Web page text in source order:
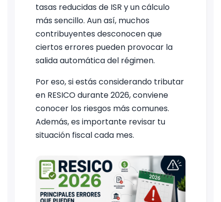
tasas reducidas de ISR y un cálculo
más sencillo. Aun así, muchos
contribuyentes desconocen que
ciertos errores pueden provocar la
salida automática del régimen.
Por eso, si estás considerando tributar
en RESICO durante 2026, conviene
conocer los riesgos más comunes.
Además, es importante revisar tu
situación fiscal cada mes.